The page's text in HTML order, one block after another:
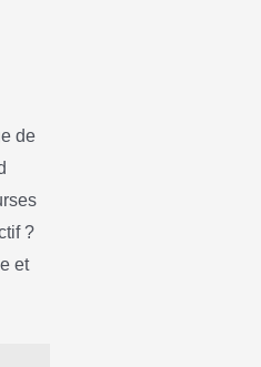
de
?
et